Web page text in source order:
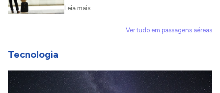
Leia mais
Ver tudo em passagens aéreas
Tecnologia